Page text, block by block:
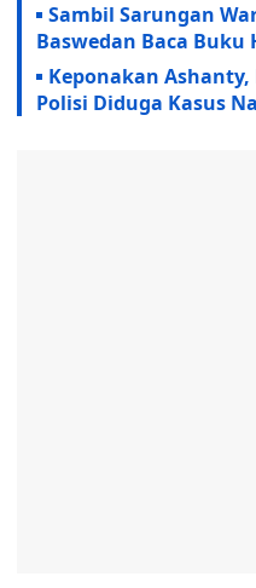
Sambil Sarungan
Baswedan Baca Buku
Keponakan
Polisi Diduga Kasus